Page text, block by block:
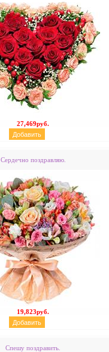
27,469руб.
Сердечно поздравляю.
19,823руб.
Спешу поздравить.